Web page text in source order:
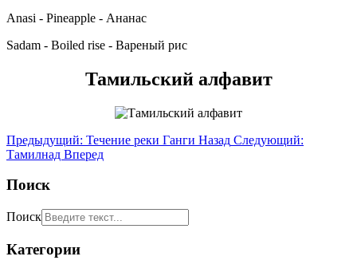
Anasi - Pineapple - Ананас
Sadam - Boiled rise - Вареный рис
Тамильский алфавит
Предыдущий: Течение реки Ганги Назад Следующий:
Тамилнад Вперед
Поиск
Поиск
Категории